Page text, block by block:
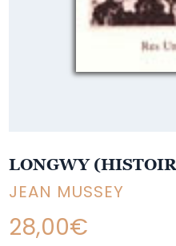
LONGWY
JEAN MUSSEY
28,00€